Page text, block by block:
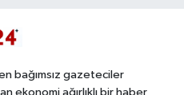
bağımsız gazeteciler
ekonomi ağırlıklı bir haber